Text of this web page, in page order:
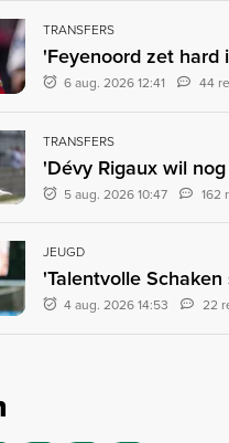
TRANSFERS
'Feyenoord zet hard
6 aug. 2026 12:41 44
TRANSFERS
'Dévy Rigaux wil
5 aug. 2026 10:47 162
JEUGD
'Talentvolle
4 aug. 2026 14:53 22